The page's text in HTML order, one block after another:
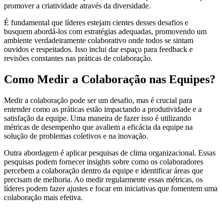
promover a criatividade através da diversidade.
É fundamental que líderes estejam cientes desses desafios e
busquem abordá-los com estratégias adequadas, promovendo um
ambiente verdadeiramente colaborativo onde todos se sintam
ouvidos e respeitados. Isso inclui dar espaço para feedback e
revisões constantes nas práticas de colaboração.
Como Medir a Colaboração nas Equipes?
Medir a colaboração pode ser um desafio, mas é crucial para
entender como as práticas estão impactando a produtividade e a
satisfação da equipe. Uma maneira de fazer isso é utilizando
métricas de desempenho que avaliem a eficácia da equipe na
solução de problemas coletivos e na inovação.
Outra abordagem é aplicar pesquisas de clima organizacional. Essas
pesquisas podem fornecer insights sobre como os colaboradores
percebem a colaboração dentro da equipe e identificar áreas que
precisam de melhoria. Ao medir regularmente essas métricas, os
líderes podem fazer ajustes e focar em iniciativas que fomentem uma
colaboração mais efetiva.